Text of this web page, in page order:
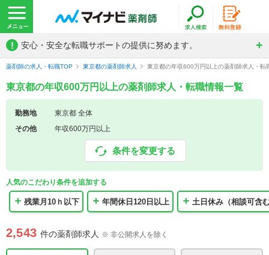
! 安心・安全な転職サポートの提供に努めます。
薬剤師の求人・転職TOP 東京都の薬剤師求人 東京都の年収600万円以上の薬剤師求人・転
東京都の年収600万円以上の薬剤師求人・転職情報一覧
勤務地
東京都 全体
その他
年収600万円以上
条件を変更する
人気のこだわり条件を追加する
残業月10ｈ以下 年間休日120日以上 土日休み（相談可含
2,543 件の薬剤師求人 ※ 非公開求人を除く